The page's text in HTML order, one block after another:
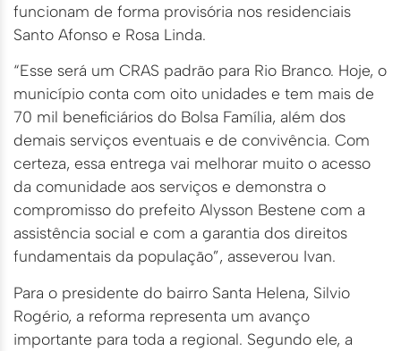
funcionam de forma provisória nos residenciais
Santo Afonso e Rosa Linda.
“Esse será um CRAS padrão para Rio Branco. Hoje, o
município conta com oito unidades e tem mais de
70 mil beneficiários do Bolsa Família, além dos
demais serviços eventuais e de convivência. Com
certeza, essa entrega vai melhorar muito o acesso
da comunidade aos serviços e demonstra o
compromisso do prefeito Alysson Bestene com a
assistência social e com a garantia dos direitos
fundamentais da população”, asseverou Ivan.
Para o presidente do bairro Santa Helena, Silvio
Rogério, a reforma representa um avanço
importante para toda a regional. Segundo ele, a